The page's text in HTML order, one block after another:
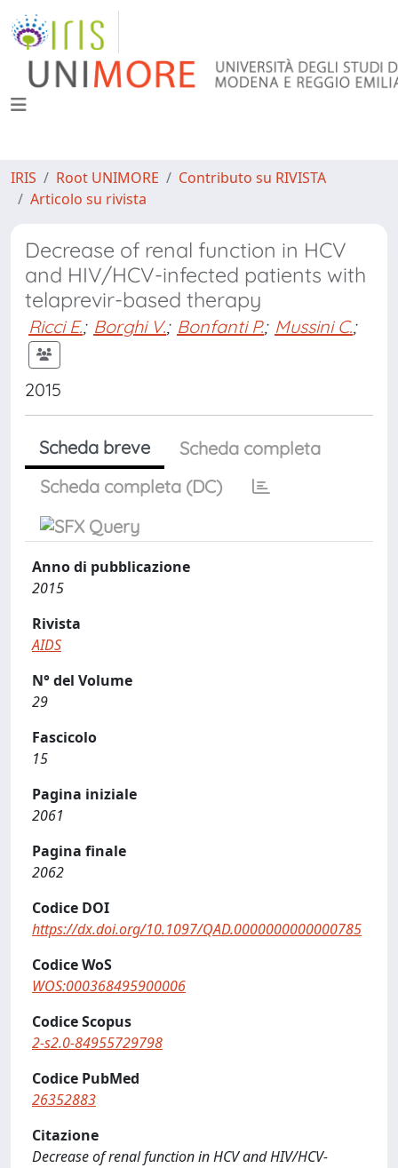
IRIS Root UNIMORE
Contributo su RIVISTA
Articolo su rivista
Decrease of renal function in HCV
and HIV/HCV-infected patients with
telaprevir-based therapy
Ricci E.; Borghi V.; Bonfanti P.; Mussini C.;
2015
Scheda breve
Scheda completa
Scheda completa (DC)
Anno di pubblicazione
2015
Rivista
AIDS
N° del Volume
29
Fascicolo
15
Pagina iniziale
2061
Pagina finale
2062
Codice DOI
https://dx.doi.org/10.1097/QAD.0000000000000785
Codice WoS
WOS:000368495900006
Codice Scopus
2-s2.0-84955729798
Codice PubMed
26352883
Citazione
Decrease of renal function in HCV and HIV/HCV-